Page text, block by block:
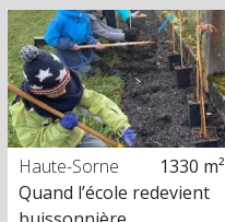
Haute-Sorne
1330 m²
Quand l’école redevient